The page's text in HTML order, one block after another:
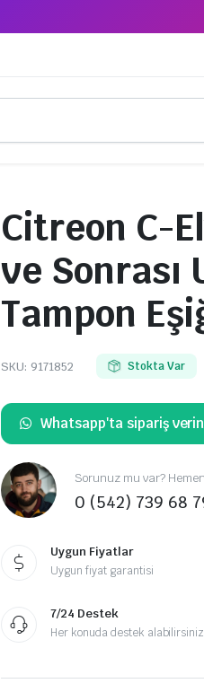
Citreon C-
ve Sonrası
Tampon
SKU: 9171852 Stokta Var
Whatsapp'ta sipariş verin
Sorunuz mu var?
0 (542) 739 68
Uygun Fiyatlar
Uygun fiyat garantisi
7/24 Destek
Her konuda destek alabilirsiniz